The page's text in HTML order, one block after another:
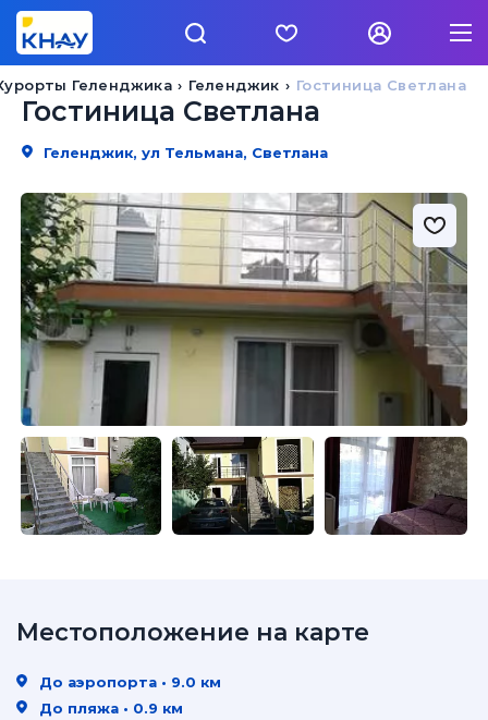
Гостиница Светлана
Геленджик
Геленджика
Гостиница Светлана
Геленджик, ул Тельмана, Светлана
Местоположение на карте
До аэропорта • 9.0 км
До пляжа • 0.9 км